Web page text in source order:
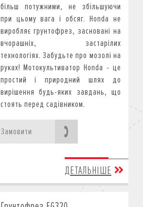
більш потужними, не збільшуючи
при цьому вага і обсяг.Honda не
виробляє грунтофрез, засновані на
вчорашніх, застарілих
технологіях. Забудьте про мозолі на
руках! Мотокультиватор Honda - це
простий і природний шлях до
вирішення будь-яких завдань, що
стоять перед садівником.
Замовити
ДЕТАЛЬНІШЕ